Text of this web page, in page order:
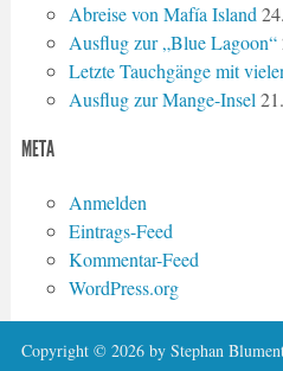
Abreise von Mafía Island
Ausflug zur „Blue Lagoon“
Letzte Tauchgänge mit
Ausflug zur Mange-Insel
META
Anmelden
Eintrags-Feed
Kommentar-Feed
WordPress.org
Copyright © 2026 by Stephan